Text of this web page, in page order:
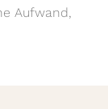
Aufwand,